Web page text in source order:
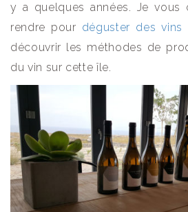
y a quelques années. Je vous
rendre pour déguster des vins
découvrir les méthodes de
du vin sur cette île.